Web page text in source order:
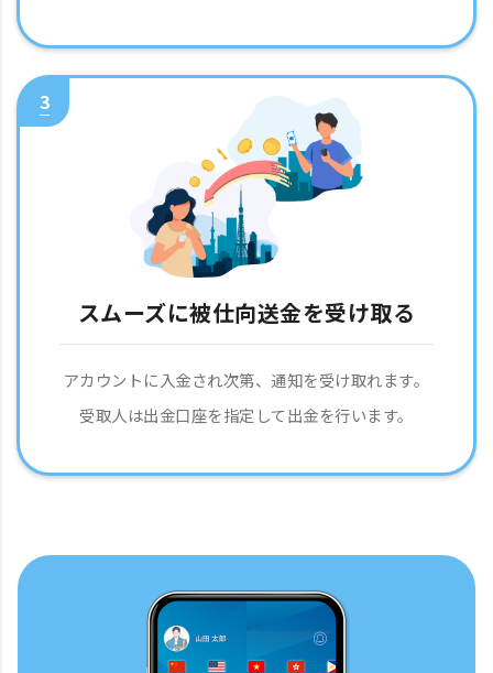
3
スムーズに被仕向送金を受け取る
アカウントに入金され次第、通知を受け取れます。
受取人は出金口座を指定して出金を行います。